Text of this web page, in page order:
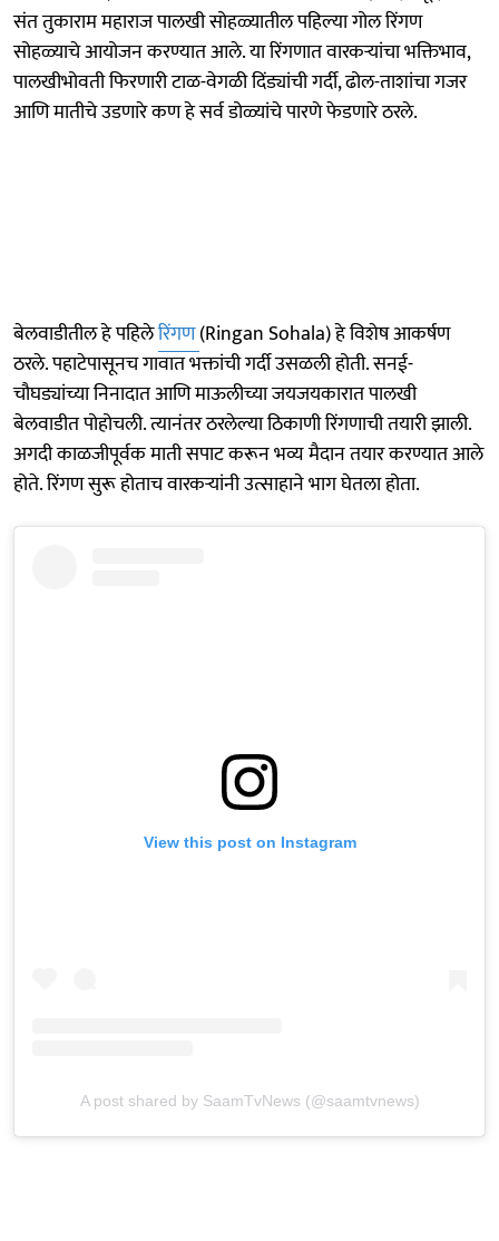
संत तुकाराम महाराज पालखी सोहळ्यातील पहिल्या गोल रिंगण
सोहळ्याचे आयोजन करण्यात आले. या रिंगणात वारकऱ्यांचा भक्तिभाव,
पालखीभोवती फिरणारी टाळ-वेगळी दिंड्यांची गर्दी, ढोल-ताशांचा गजर
आणि मातीचे उडणारे कण हे सर्व डोळ्यांचे पारणे फेडणारे ठरले.
बेलवाडीतील हे पहिलेरिंगण(Ringan Sohala) हे विशेष आकर्षण
ठरले. पहाटेपासूनच गावात भक्तांची गर्दी उसळली होती. सनई-
चौघड्यांच्या निनादात आणि माऊलीच्या जयजयकारात पालखी
बेलवाडीत पोहोचली. त्यानंतर ठरलेल्या ठिकाणी रिंगणाची तयारी झाली.
अगदी काळजीपूर्वक माती सपाट करून भव्य मैदान तयार करण्यात आले
होते. रिंगण सुरू होताच वारकऱ्यांनी उत्साहाने भाग घेतला होता.
View this post on Instagram
A post shared by SaamTvNews (@saamtvnews)